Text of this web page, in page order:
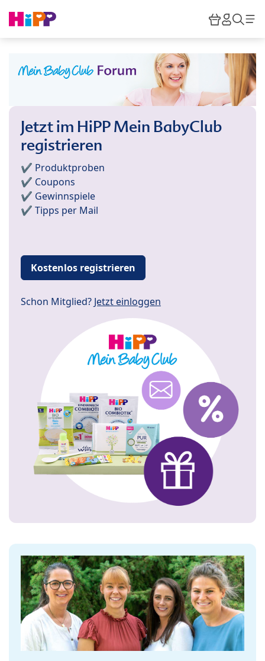
HiPP
Jetzt im HiPP Mein BabyClub
registrieren
✔️ Produktproben
✔️ Coupons
✔️ Gewinnspiele
✔️ Tipps per Mail
Kostenlos registrieren
Schon Mitglied? Jetzt einloggen